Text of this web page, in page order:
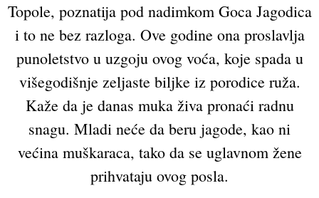
Topole, poznatija pod nadimkom Goca Jagodica
i to ne bez razloga. Ove godine ona proslavlja
punoletstvo u uzgoju ovog voća, koje spada u
višegodišnje zeljaste biljke iz porodice ruža.
Kaže da je danas muka živa pronaći radnu
snagu. Mladi neće da beru jagode, kao ni
većina muškaraca, tako da se uglavnom žene
prihvataju ovog posla.